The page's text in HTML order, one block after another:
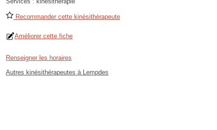
Recommander cette kinésithérapeute
Améliorer cette fiche
Renseigner les horaires
Autres kinésithérapeutes à Lempdes